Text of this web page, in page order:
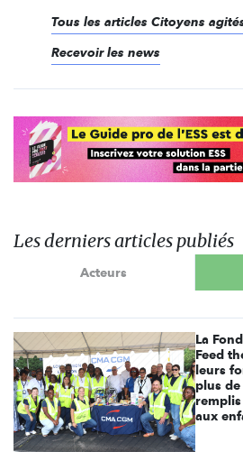
Tous les articles Citoyens
Recevoir les news
Les derniers articles publiés
Acteurs
La
Feed
leurs
plus de
aux